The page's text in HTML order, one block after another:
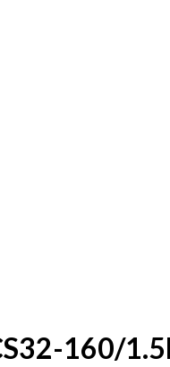
160/